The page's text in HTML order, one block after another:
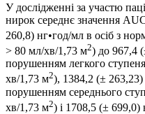
У дослідженні за участю
нирок середнє значення
260,8) нг•год/мл в осіб з
> 80 мл/хв/1,73 м2) до 967,4
порушенням легкого
хв/1,73 м2), 1384,2 (± 263,23)
порушенням середнього
хв/1,73 м2) і 1708,5 (± 699,0)